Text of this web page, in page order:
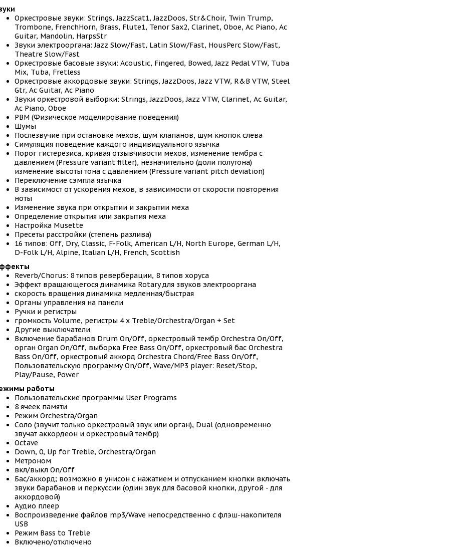
Оркестровые звуки: Strings, JazzScat1, JazzDoos, Str&Choir, Twin Trump,
Trombone, FrenchHorn, Brass, Flute1, Tenor Sax2, Clarinet, Oboe, Ac Piano, Ac
Guitar, Mandolin, HarpsStr
Звуки электрооргана: Jazz Slow/Fast, Latin Slow/Fast, HousPerc Slow/Fast,
Theatre Slow/Fast
Оркестровые басовые звуки: Acoustic, Fingered, Bowed, Jazz Pedal VTW, Tuba
Mix, Tuba, Fretless
Оркестровые аккордовые звуки: Strings, JazzDoos, Jazz VTW, R&B VTW, Steel
Gtr, Ac Guitar, Ac Piano
Звуки оркестровой выборки: Strings, JazzDoos, Jazz VTW, Clarinet, Ac Guitar,
Ac Piano, Oboe
PBM (Физическое моделирование поведения)
Шумы
Послезвучие при остановке мехов, шум клапанов, шум кнопок слева
Симуляция поведение каждого индивидуального язычка
Порог гистерезиса, кривая отзывчивости мехов, изменение тембра с
давлением (Pressure variant filter), незначительно (доли полутона)
изменение высоты тона с давлением (Pressure variant pitch deviation)
Переключение сэмпла язычка
В зависимост от ускорения мехов, в зависимости от скорости повторения
ноты
Изменение звука при открытии и закрытии меха
Определение открытия или закрытия меха
Настройка Musette
Пресеты расстройки (степень разлива)
16 типов: Off, Dry, Classic, F-Folk, American L/H, North Europe, German L/H,
D-Folk L/H, Alpine, Italian L/H, French, Scottish
Reverb/Chorus: 8 типов реверберации, 8 типов хоруса
Эффект вращающегося динамика Rotary для звуков электрооргана
скорость вращения динамика медленная/быстрая
Органы управления на панели
Ручки и регистры
громкость Volume, регистры 4 x Treble/Orchestra/Organ + Set
Другие выключатели
Включение барабанов Drum On/Off, оркестровый тембр Orchestra On/Off,
орган Organ On/Off, выборка Free Bass On/Off, оркестровый бас Orchestra
Bass On/Off, оркестровый аккорд Orchestra Chord/Free Bass On/Off,
Пользовательскую программу On/Off, Wave/MP3 player: Reset/Stop,
Play/Pause, Power
работы
Пользовательские программы User Programs
8 ячеек памяти
Режим Orchestra/Organ
Соло (звучит только оркестровый звук или орган), Dual (одновременно
звучат аккордеон и оркестровый тембр)
Octave
Down, 0, Up for Treble, Orchestra/Organ
Метроном
вкл/выкл On/Off
Бас/аккорд; возможно в унисон с нажатием и отпусканием кнопки включать
звуки барабанов и перкуссии (один звук для басовой кнопки, другой - для
аккордовой)
Аудио плеер
Воспроизведение файлов mp3/Wave непосредственно с флэш-накопителя
USB
Режим Bass to Treble
Включено/отключено